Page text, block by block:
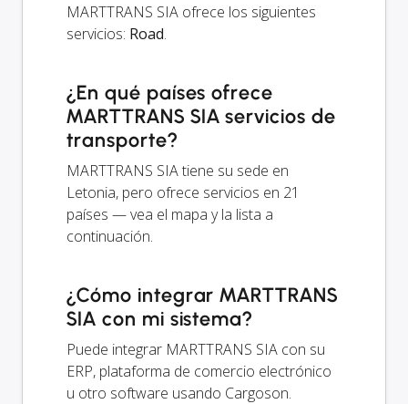
MARTTRANS SIA ofrece los siguientes
servicios: Road.
¿En qué países ofrece
MARTTRANS SIA servicios de
transporte?
MARTTRANS SIA tiene su sede en
Letonia, pero ofrece servicios en 21
países — vea el mapa y la lista a
continuación.
¿Cómo integrar MARTTRANS
SIA con mi sistema?
Puede integrar MARTTRANS SIA con su
ERP, plataforma de comercio electrónico
u otro software usando Cargoson.